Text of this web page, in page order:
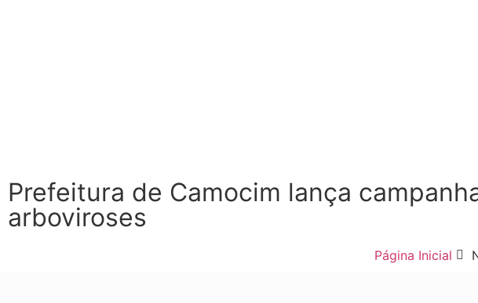
Prefeitura de Camocim lança
arboviroses
Página Inicial